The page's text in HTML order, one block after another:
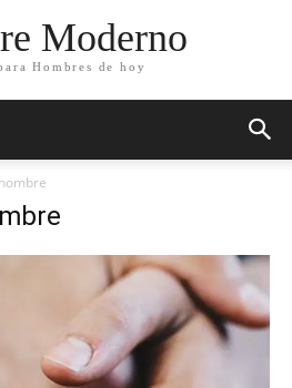
Moderno
Hombres de hoy